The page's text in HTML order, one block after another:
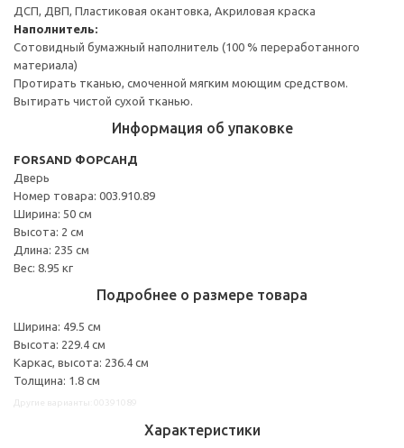
ДСП, ДВП, Пластиковая окантовка, Акриловая краска
Наполнитель:
Сотовидный бумажный наполнитель (100 % переработанного
материала)
Протирать тканью, смоченной мягким моющим средством.
Вытирать чистой сухой тканью.
Информация об упаковке
FORSAND ФОРСАНД
Дверь
Номер товара: 003.910.89
Ширина: 50 см
Высота: 2 см
Длина: 235 см
Вес: 8.95 кг
Подробнее о размере товара
Ширина: 49.5 см
Высота: 229.4 см
Каркас, высота: 236.4 см
Толщина: 1.8 см
Характеристики